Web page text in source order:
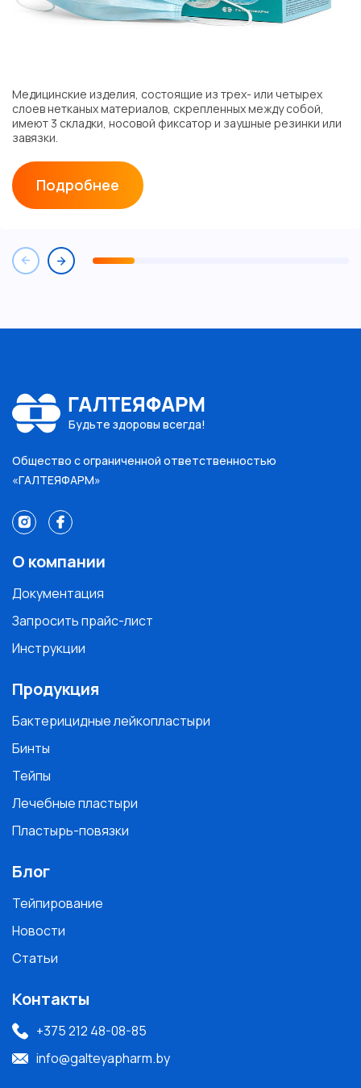
Медицинские изделия, состоящие из трех- или четырех
слоев нетканых материалов, скрепленных между собой,
имеют 3 складки, носовой фиксатор и заушные резинки или
завязки.
Подробнее
Будьте здоровы всегда!
Общество с ограниченной ответственностью
«ГАЛТЕЯФАРМ»
О компании
Документация
Запросить прайс-лист
Инструкции
Продукция
Бактерицидные лейкопластыри
Бинты
Тейпы
Лечебные пластыри
Пластырь-повязки
Блог
Тейпирование
Новости
Статьи
Контакты
+375 212 48-08-85
info@galteyapharm.by